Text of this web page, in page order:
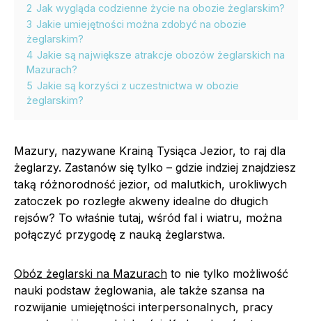
2 Jak wygląda codzienne życie na obozie żeglarskim?
3 Jakie umiejętności można zdobyć na obozie
żeglarskim?
4 Jakie są największe atrakcje obozów żeglarskich na
Mazurach?
5 Jakie są korzyści z uczestnictwa w obozie
żeglarskim?
Mazury, nazywane Krainą Tysiąca Jezior, to raj dla
żeglarzy. Zastanów się tylko – gdzie indziej znajdziesz
taką różnorodność jezior, od malutkich, urokliwych
zatoczek po rozległe akweny idealne do długich
rejsów? To właśnie tutaj, wśród fal i wiatru, można
połączyć przygodę z nauką żeglarstwa.
Obóz żeglarski na Mazurach to nie tylko możliwość
nauki podstaw żeglowania, ale także szansa na
rozwijanie umiejętności interpersonalnych, pracy